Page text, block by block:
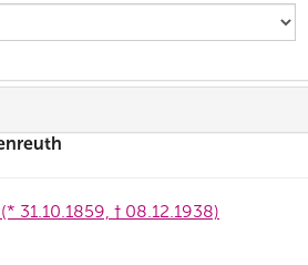
31.10.1859, † 08.12.1938)